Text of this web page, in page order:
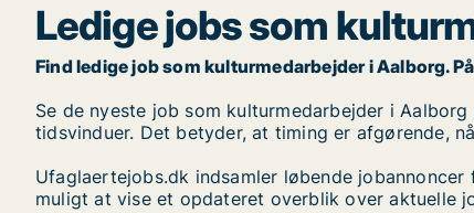
Ledige jobs som
Find ledige job som kulturmedarbejder i Aalborg.
Se de nyeste job som kulturmedarbejder i
tidsvinduer. Det betyder, at timing er afgørende,
Ufaglaertejobs.dk indsamler løbende
muligt at vise et opdateret overblik over aktuelle